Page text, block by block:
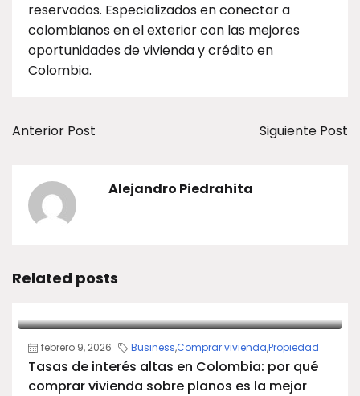
reservados. Especializados en conectar a
colombianos en el exterior con las mejores
oportunidades de vivienda y crédito en
Colombia.
Anterior Post Siguiente Post
Alejandro Piedrahita
Related posts
febrero 9, 2026 Business,Comprar vivienda,Propiedad
Tasas de interés altas en Colombia: por qué
comprar vivienda sobre planos es la mejor